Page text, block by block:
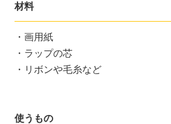
材料
・画用紙
・ラップの芯
・リボンや毛糸など
使うもの